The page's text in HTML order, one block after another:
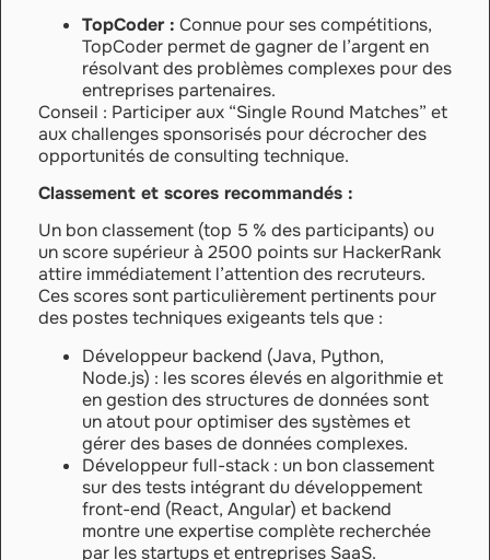
TopCoder : Connue pour ses compétitions,
TopCoder permet de gagner de l’argent en
résolvant des problèmes complexes pour des
entreprises partenaires.
Conseil : Participer aux “Single Round Matches” et
aux challenges sponsorisés pour décrocher des
opportunités de consulting technique.
Classement et scores recommandés :
Un bon classement (top 5 % des participants) ou
un score supérieur à 2500 points sur HackerRank
attire immédiatement l’attention des recruteurs.
Ces scores sont particulièrement pertinents pour
des postes techniques exigeants tels que :
Développeur backend (Java, Python,
Node.js) : les scores élevés en algorithmie et
en gestion des structures de données sont
un atout pour optimiser des systèmes et
gérer des bases de données complexes.
Développeur full-stack : un bon classement
sur des tests intégrant du développement
front-end (React, Angular) et backend
montre une expertise complète recherchée
par les startups et entreprises SaaS.